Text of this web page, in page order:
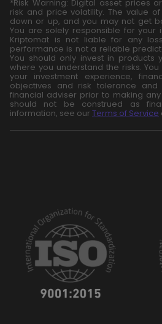
*Risk Warning: Digital asset prices
risk and price volatility. The value
down or up, and you may not get
You are solely responsible for your
Kriptomat is not liable for any
performance is not a reliable
You should only invest in products
where you understand the risks.
your investment experience,
objectives and risk tolerance
financial adviser prior to making
should not be construed as
information, see our Terms of Service